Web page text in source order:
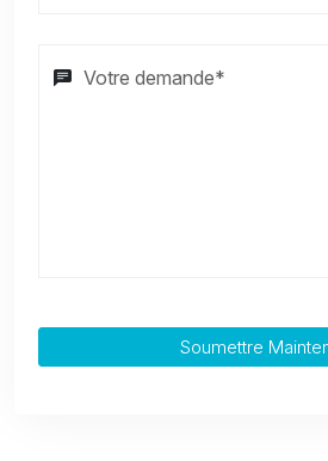
Soumettre